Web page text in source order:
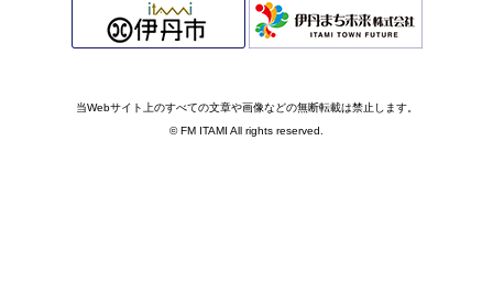
当Webサイト上のすべての文章や画像などの無断転載は禁止します。
© FM ITAMI All rights reserved.